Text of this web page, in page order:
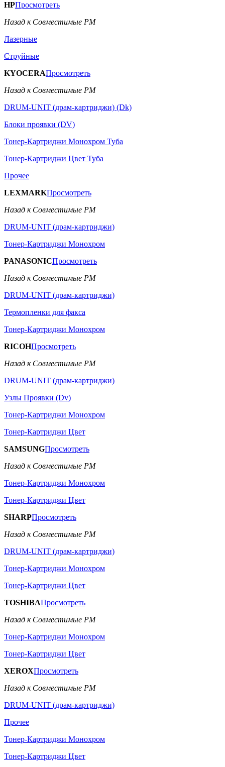
HPПросмотреть
Назад к Совместимые РМ
Лазерные
Струйные
KYOCERAПросмотреть
Назад к Совместимые РМ
DRUM-UNIT (драм-картриджи) (Dk)
Блоки проявки (DV)
Тонер-Картриджи Монохром Туба
Тонер-Картриджи Цвет Туба
Прочее
LEXMARKПросмотреть
Назад к Совместимые РМ
DRUM-UNIT (драм-картриджи)
Тонер-Картриджи Монохром
PANASONICПросмотреть
Назад к Совместимые РМ
DRUM-UNIT (драм-картриджи)
Термопленки для факса
Тонер-Картриджи Монохром
RICOHПросмотреть
Назад к Совместимые РМ
DRUM-UNIT (драм-картриджи)
Узлы Проявки (Dv)
Тонер-Картриджи Монохром
Тонер-Картриджи Цвет
SAMSUNGПросмотреть
Назад к Совместимые РМ
Тонер-Картриджи Монохром
Тонер-Картриджи Цвет
SHARPПросмотреть
Назад к Совместимые РМ
DRUM-UNIT (драм-картриджи)
Тонер-Картриджи Монохром
Тонер-Картриджи Цвет
TOSHIBAПросмотреть
Назад к Совместимые РМ
Тонер-Картриджи Монохром
Тонер-Картриджи Цвет
XEROXПросмотреть
Назад к Совместимые РМ
DRUM-UNIT (драм-картриджи)
Прочее
Тонер-Картриджи Монохром
Тонер-Картриджи Цвет